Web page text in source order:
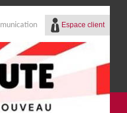
Espace client
de passe